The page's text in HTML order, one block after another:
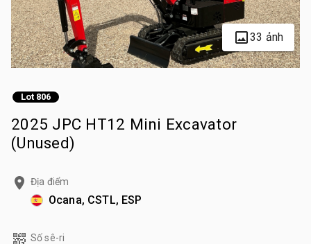
33 ảnh
Lot 806
2025 JPC HT12 Mini Excavator
(Unused)
Địa điểm
Ocana, CSTL, ESP
Số sê-ri